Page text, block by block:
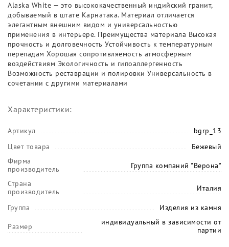
Alaska White — это высококачественный индийский гранит,
добываемый в штате Карнатака. Материал отличается
элегантным внешним видом и универсальностью
применения в интерьере. Преимущества материала Высокая
прочность и долговечность Устойчивость к температурным
перепадам Хорошая сопротивляемость атмосферным
воздействиям Экологичность и гипоаллергенность
Возможность реставрации и полировки Универсальность в
сочетании с другими материалами
Характеристики:
Артикул
bgrp_13
Цвет товара
Бежевый
Фирма
производитель
Группа компаний "Верона"
Страна
производитель
Италия
Группа Изделия из камня
Размер
индивидуальный в зависимости от
партии